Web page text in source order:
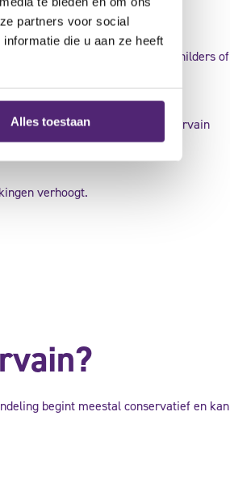
partners voor social
die u aan ze heeft
Alles toestaan
zoals kappers, tandartsen, schilders of
Daarom komt De Quervain
verhoogt.
begint meestal conservatief en kan